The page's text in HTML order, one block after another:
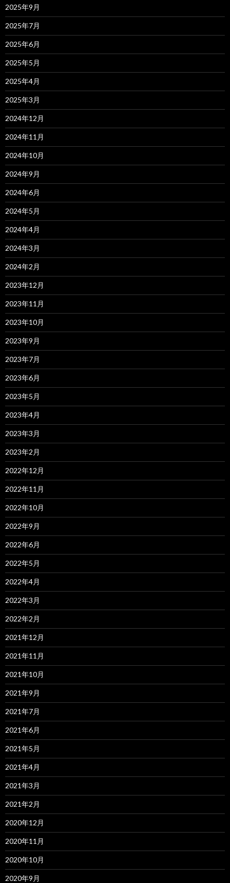
2025年9月
2025年7月
2025年6月
2025年5月
2025年4月
2025年3月
2024年12月
2024年11月
2024年10月
2024年9月
2024年6月
2024年5月
2024年4月
2024年3月
2024年2月
2023年12月
2023年11月
2023年10月
2023年9月
2023年7月
2023年6月
2023年5月
2023年4月
2023年3月
2023年2月
2022年12月
2022年11月
2022年10月
2022年9月
2022年6月
2022年5月
2022年4月
2022年3月
2022年2月
2021年12月
2021年11月
2021年10月
2021年9月
2021年7月
2021年6月
2021年5月
2021年4月
2021年3月
2021年2月
2020年12月
2020年11月
2020年10月
2020年9月